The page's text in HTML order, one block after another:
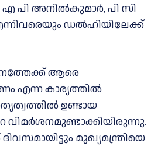
എ പി അനില്‍കുമാര്‍, പി സി
ഡല്‍ഹിയിലേക്ക്
ആരെ
എന്ന കാര്യത്തിൽ
ഉണ്ടായ
വിമര്‍ശനമുണ്ടാക്കിയിരുന്നു.
മുഖ്യമന്ത്രിയെ